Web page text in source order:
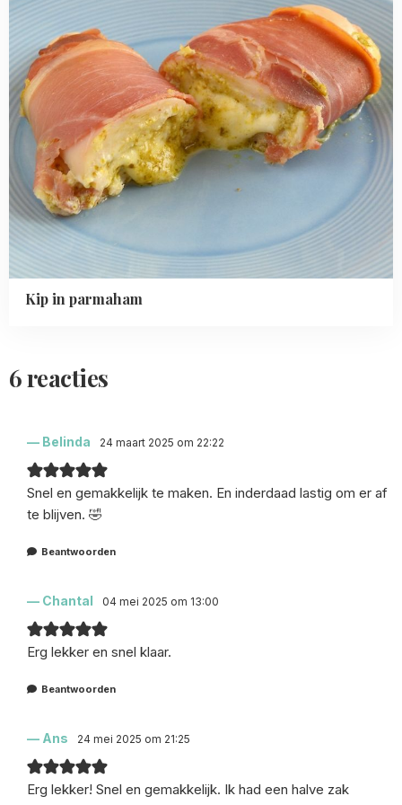
Kip in parmaham
6 reacties
Belinda 24 maart 2025 om 22:22
Snel en gemakkelijk te maken. En inderdaad lastig om er af
te blijven. 🤣
Beantwoorden
Chantal 04 mei 2025 om 13:00
Erg lekker en snel klaar.
Beantwoorden
Ans 24 mei 2025 om 21:25
Erg lekker! Snel en gemakkelijk. Ik had een halve zak